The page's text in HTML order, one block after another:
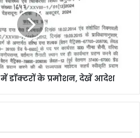
में डाॅक्टरों के प्रमोशन, देखें आदेश